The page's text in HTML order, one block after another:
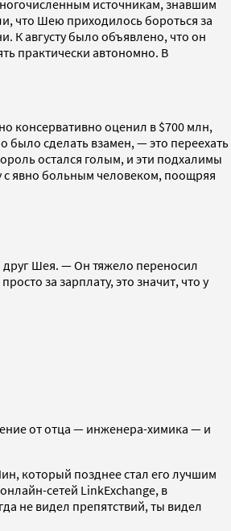
источникам, знавшим
что Шею приходилось бороться за
К августу было объявлено, что он
практически автономно. В
консервативно оценил в $700 млн,
сделать взамен, — это переехать
остался голым, и эти подхалимы
с явно больным человеком, поощряя
друг Шея. — Он тяжело переносил
за зарплату, это значит, что у
от отца — инженера-химика — и
который позднее стал его лучшим
сетей LinkExchange, в
не видел препятствий, ты видел